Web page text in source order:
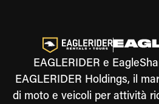
EAGLERIDER e
EAGLERIDER Holdings, il
di moto e veicoli per attività